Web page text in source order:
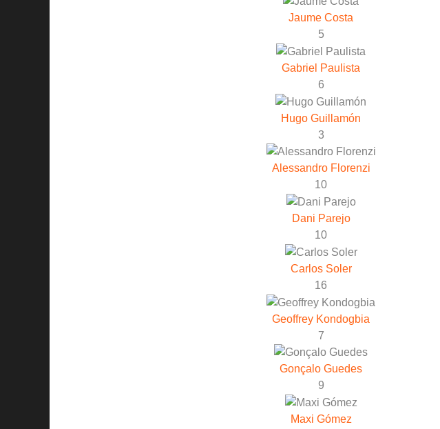
Jaume Costa
5
Gabriel Paulista
6
Hugo Guillamón
3
Alessandro Florenzi
10
Dani Parejo
10
Carlos Soler
16
Geoffrey Kondogbia
7
Gonçalo Guedes
9
Maxi Gómez